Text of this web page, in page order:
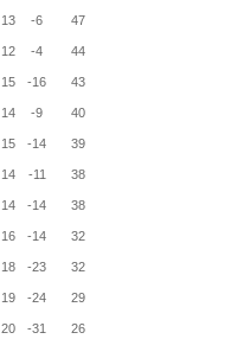
13 -6 47
12 -4 44
15 -16 43
14 -9 40
15 -14 39
14 -11 38
14 -14 38
16 -14 32
18 -23 32
19 -24 29
20 -31 26